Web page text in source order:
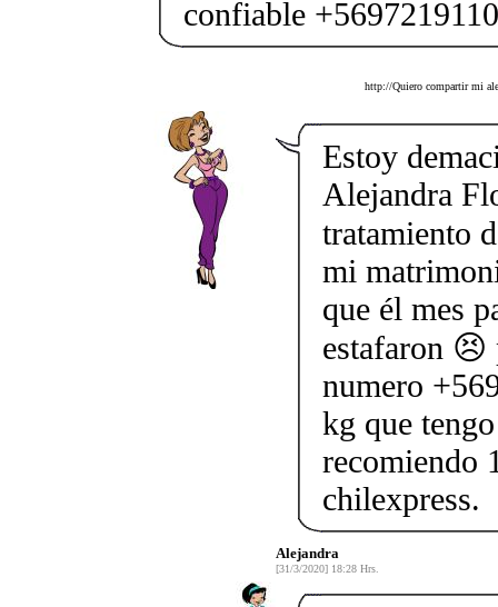
confiable
http://Quiero compartir mi
Estoy
Alejandra
tratamiento
mi
que él mes
estafaron 😣
numero
kg que
recomiendo
chilexpress.
Alejandra
[31/3/2020] 18:28 Hrs.